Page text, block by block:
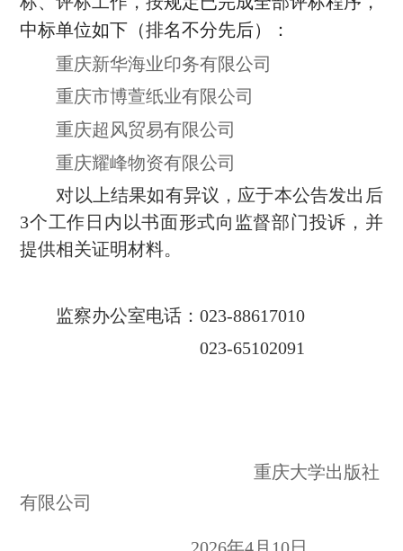
中标单位如下（排名不分先后）：
重庆新华海业印务有限公司
重庆市博萱纸业有限公司
重庆超风贸易有限公司
重庆耀峰物资有限公司
对以上结果如有异议，应于本公告发出后
3个工作日内以书面形式向监督部门投诉，并
提供相关证明材料。
监察办公室电话：023-88617010
023-65102091
重庆大学出版社
有限公司